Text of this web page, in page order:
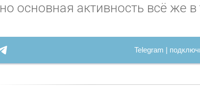
но основная активность всё же
Telegram |